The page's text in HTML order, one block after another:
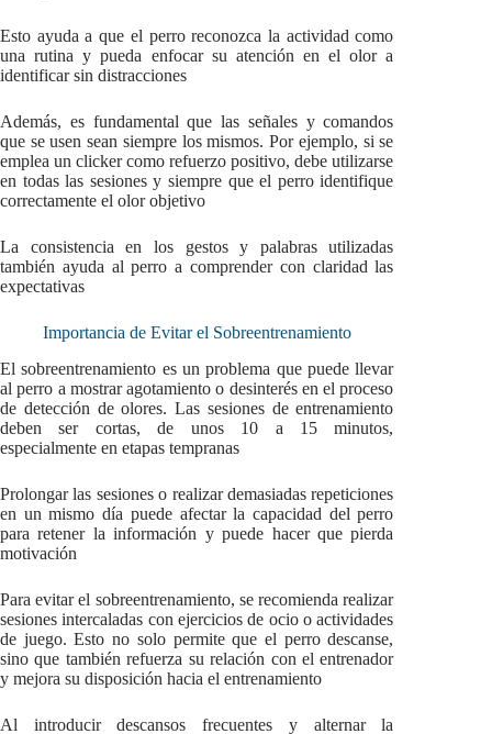
Esto ayuda a que el perro reconozca la actividad como
una rutina y pueda enfocar su atención en el olor a
identificar sin distracciones
Además, es fundamental que las señales y comandos
que se usen sean siempre los mismos. Por ejemplo, si se
emplea un clicker como refuerzo positivo, debe utilizarse
en todas las sesiones y siempre que el perro identifique
correctamente el olor objetivo
La consistencia en los gestos y palabras utilizadas
también ayuda al perro a comprender con claridad las
expectativas
Importancia de Evitar el Sobreentrenamiento
El sobreentrenamiento es un problema que puede llevar
al perro a mostrar agotamiento o desinterés en el proceso
de detección de olores. Las sesiones de entrenamiento
deben ser cortas, de unos 10 a 15 minutos,
especialmente en etapas tempranas
Prolongar las sesiones o realizar demasiadas repeticiones
en un mismo día puede afectar la capacidad del perro
para retener la información y puede hacer que pierda
motivación
Para evitar el sobreentrenamiento, se recomienda realizar
sesiones intercaladas con ejercicios de ocio o actividades
de juego. Esto no solo permite que el perro descanse,
sino que también refuerza su relación con el entrenador
y mejora su disposición hacia el entrenamiento
Al introducir descansos frecuentes y alternar la